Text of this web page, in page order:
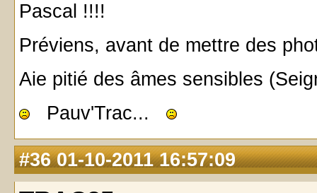
Pascal !!!!
Préviens, avant de mettre des
Aie pitié des âmes sensibles
Pauv'Trac...
#36 01-10-2011 16:57:09